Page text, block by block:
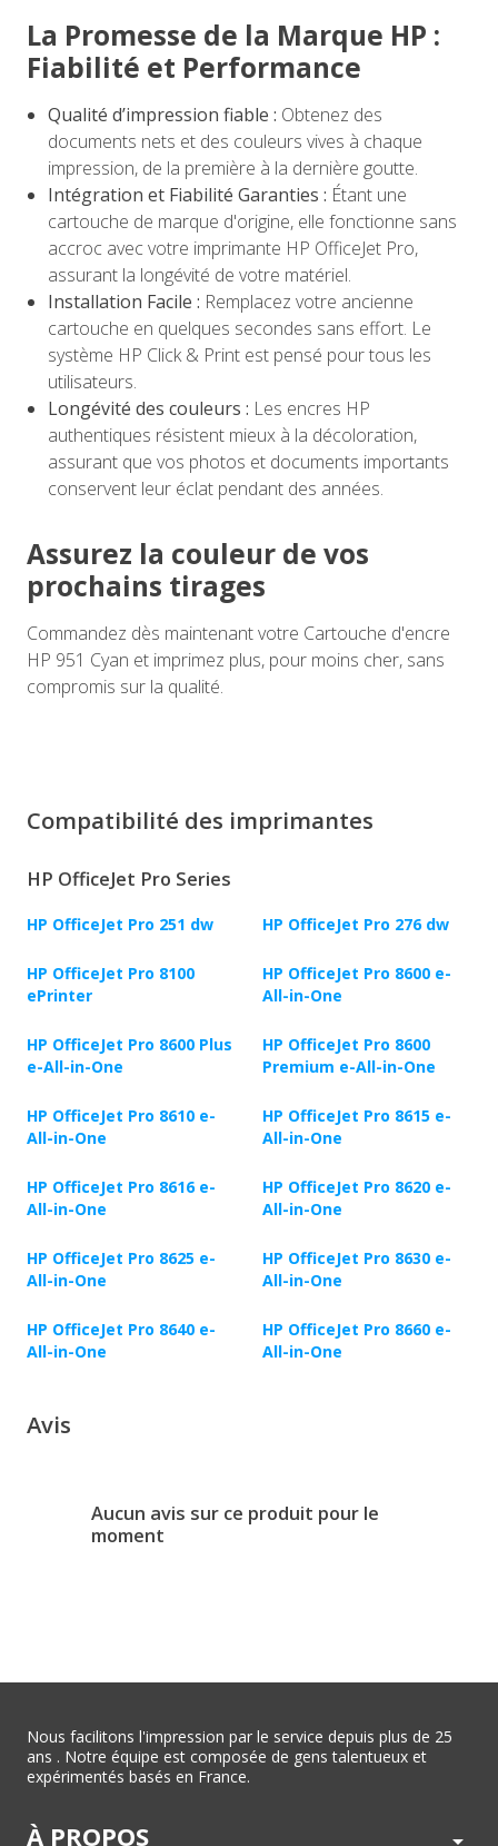
La Promesse de la Marque HP :
Fiabilité et Performance
Qualité d’impression fiable : Obtenez des
documents nets et des couleurs vives à chaque
impression, de la première à la dernière goutte.
Intégration et Fiabilité Garanties : Étant une
cartouche de marque d'origine, elle fonctionne sans
accroc avec votre imprimante HP OfficeJet Pro,
assurant la longévité de votre matériel.
Installation Facile : Remplacez votre ancienne
cartouche en quelques secondes sans effort. Le
système HP Click & Print est pensé pour tous les
utilisateurs.
Longévité des couleurs : Les encres HP
authentiques résistent mieux à la décoloration,
assurant que vos photos et documents importants
conservent leur éclat pendant des années.
Assurez la couleur de vos
prochains tirages
Commandez dès maintenant votre Cartouche d'encre
HP 951 Cyan et imprimez plus, pour moins cher, sans
compromis sur la qualité.
Compatibilité des imprimantes
HP OfficeJet Pro Series
HP OfficeJet Pro 251 dw HP OfficeJet Pro 276 dw
HP OfficeJet Pro 8100
ePrinter
HP OfficeJet Pro 8600 e-
All-in-One
HP OfficeJet Pro 8600 Plus
e-All-in-One
HP OfficeJet Pro 8600
Premium e-All-in-One
HP OfficeJet Pro 8610 e-
All-in-One
HP OfficeJet Pro 8615 e-
All-in-One
HP OfficeJet Pro 8616 e-
All-in-One
HP OfficeJet Pro 8620 e-
All-in-One
HP OfficeJet Pro 8625 e-
All-in-One
HP OfficeJet Pro 8630 e-
All-in-One
HP OfficeJet Pro 8640 e-
All-in-One
HP OfficeJet Pro 8660 e-
All-in-One
Avis
Aucun avis sur ce produit pour le
moment
Nous facilitons l'impression par le service depuis plus de 25
ans . Notre équipe est composée de gens talentueux et
expérimentés basés en France.
À PROPOS